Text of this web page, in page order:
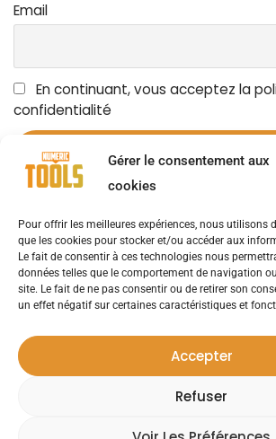
Gérer le consentement aux
cookies
Pour offrir les meilleures expériences, nous utilisons
que les cookies pour stocker et/ou accéder aux
Le fait de consentir à ces technologies nous
données telles que le comportement de navigation
site. Le fait de ne pas consentir ou de retirer son
un effet négatif sur certaines caractéristiques et
Accepter
Refuser
Email
En continuant, vous acceptez la
confidentialité
OUTILS NUMÉRIQUES LES ACTUALITÉS
NOUVELLES D’ENTREPRISE
Confidentialité